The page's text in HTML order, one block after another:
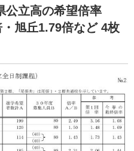
公立高の希望倍率
・旭丘1.79倍など 4枚